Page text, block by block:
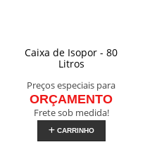
Caixa de Isopor - 80
Litros
Preços especiais para
ORÇAMENTO
Frete sob medida!
CARRINHO